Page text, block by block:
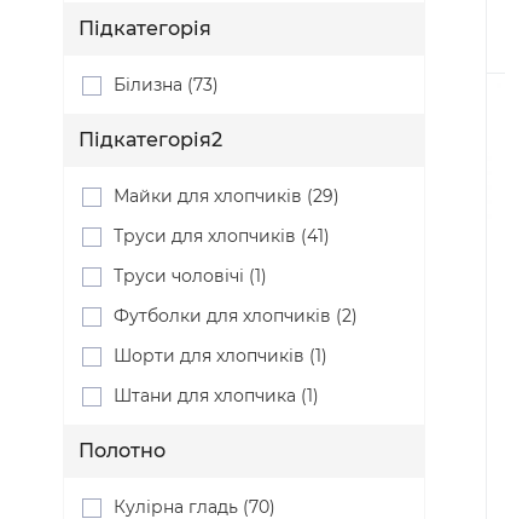
Підкатегорія
Білизна (73)
Підкатегорія2
Майки для хлопчиків (29)
Труси для хлопчиків (41)
Труси чоловічі (1)
Футболки для хлопчиків (2)
Шорти для хлопчиків (1)
Штани для хлопчика (1)
Полотно
Кулірна гладь (70)